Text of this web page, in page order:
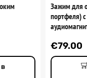
Зажим для
портфеля)
€79.00